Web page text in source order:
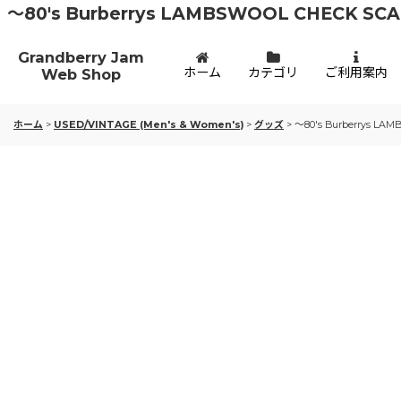
〜80's Burberrys LAMBSWOOL CHECK
Grandberry Jam
Web Shop
ホーム カテゴリ ご利用案内
ホーム > USED/VINTAGE (Men's & Women's) > グッズ > 〜80's Burberrys